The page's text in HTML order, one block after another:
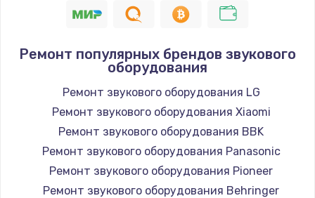
1400 руб.
Замена / ремонт электронного модуля
управления
600 руб.
Заказать
Замена конфорки
Ремонт популярных брендов звукового
оборудования
Ремонт звукового оборудования LG
Ремонт звукового оборудования Xiaomi
Ремонт звукового оборудования BBK
Ремонт звукового оборудования Panasonic
Ремонт звукового оборудования Pioneer
Ремонт звукового оборудования Behringer